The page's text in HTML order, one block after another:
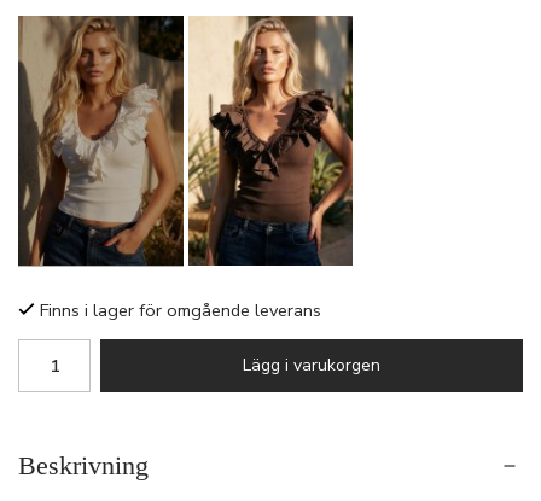
Finns i lager för omgående leverans
Lägg i varukorgen
Beskrivning